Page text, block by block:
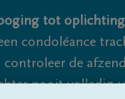
tot
condoléance
de
nooit volledig